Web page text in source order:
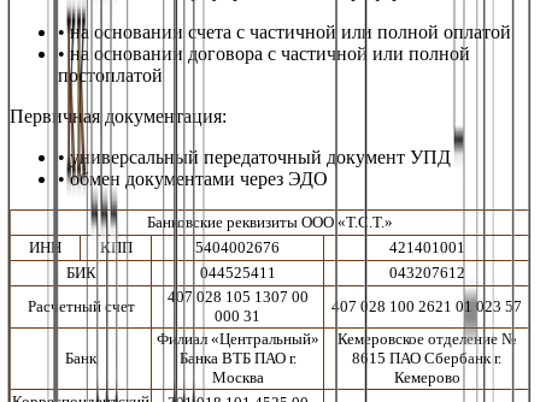
• на основании счета с частичной или полной оплатой
• на основании договора с частичной или полной
постоплатой
Первичная документация:
• универсальный передаточный документ УПД
• обмен документами через ЭДО
Банковские реквизиты ООО «Т.С.Т.»
ИНН
КПП 5404002676
421401001
БИК
044525411
043207612
Расчетный счет
407 028 105 1307 00
000 31
407 028 100 2621 01 023 57
Банк
Филиал «Центральный»
Банка ВТБ ПАО г.
Москва
Кемеровское отделение №
8615 ПАО Сбербанк г.
Кемерово